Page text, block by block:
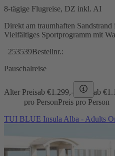
8-tägige Flugreise, DZ inkl. AI
Direkt am traumhaften
Vielfältiges Sportprogramm mit
253539Bestellnr.:
Pauschalreise
Alter Preisab €1.299,- ab €
pro PersonPreis pro Person
TUI BLUE Insula Alba - Adults